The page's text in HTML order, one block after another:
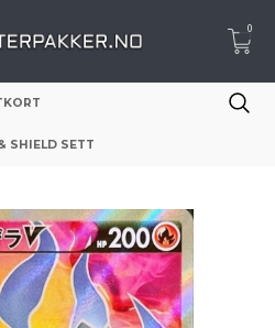
0
SHIELD SETT